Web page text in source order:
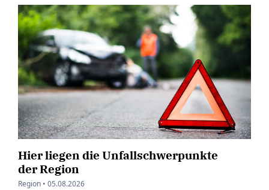
Hier liegen die Unfallschwerpunkte
der Region
Region • 05.08.2026